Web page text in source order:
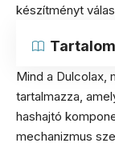
készítményt
Tartalom
Mind a Dulcolax,
tartalmazza,
hashajtó
mechanizmus